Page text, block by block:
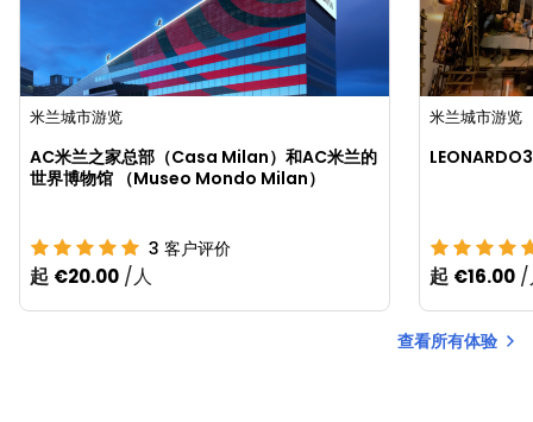
米兰城市游览
AC米兰之家总部（Casa Milan）和AC米兰的
世界博物馆 （Museo Mondo Milan）
3 客户评价
起 €20.00 /人
米兰城市游览
起 €16.00 /
查看所有体验